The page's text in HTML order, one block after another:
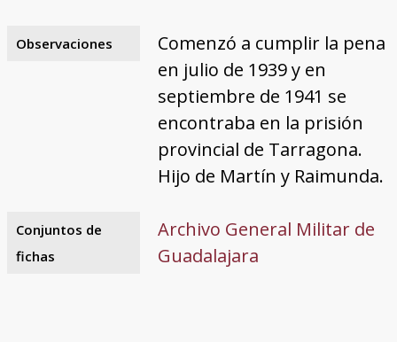
Observaciones
Comenzó a cumplir la pena
en julio de 1939 y en
septiembre de 1941 se
encontraba en la prisión
provincial de Tarragona.
Hijo de Martín y Raimunda.
Conjuntos de
fichas
Archivo General Militar de
Guadalajara